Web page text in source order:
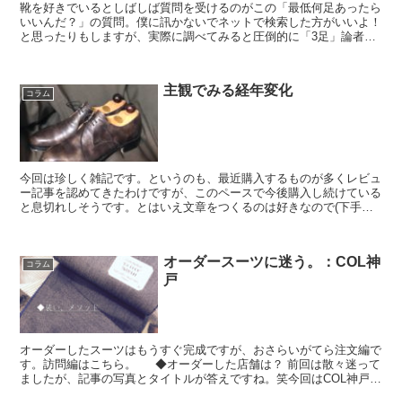
靴を好きでいるとしばしば質問を受けるのがこの「最低何足あったら
いいんだ？」の質問。僕に訊かないでネットで検索した方がいいよ！
と思ったりもしますが、実際に調べてみると圧倒的に「3足」論者が
コラム 主観でみる経年変化
今回は珍しく雑記です。というのも、最近購入するものが多くレビュ
ー記事を認めてきたわけですが、このペースで今後購入し続けている
と息切れしそうです。とはいえ文章をつくるのは好きなので(下手の
コラム
オーダースーツに迷う。：COL神
戸
オーダーしたスーツはもうすぐ完成ですが、おさらいがてら注文編で
す。訪問編はこちら。 ◆オーダーした店舗は？ 前回は散々迷って
ましたが、記事の写真とタイトルが答えですね。笑今回はCOL神戸に